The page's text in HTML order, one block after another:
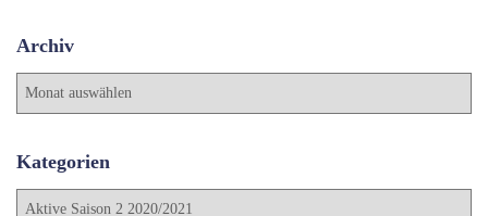
Archiv
h
Kategorien